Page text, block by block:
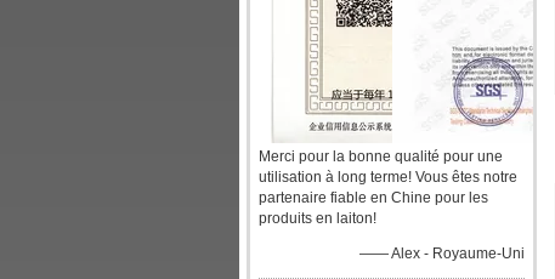
Merci pour la bonne qualité pour une
utilisation à long terme! Vous êtes notre
partenaire fiable en Chine pour les
produits en laiton!
—— Alex - Royaume-Uni